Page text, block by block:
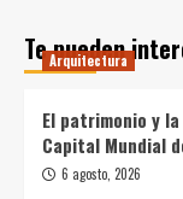
Te pueden
Arquitectura
El patrimonio y
Capital Mundial
6 agosto, 2026